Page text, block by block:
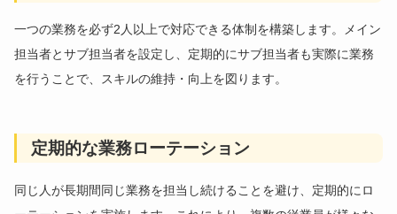
一つの業務を必ず2人以上で対応できる体制を構築します。メイン
担当者とサブ担当者を設定し、定期的にサブ担当者も実際に業務
を行うことで、スキルの維持・向上を図ります。
定期的な業務ローテーション
同じ人が長期間同じ業務を担当し続けることを避け、定期的にロ